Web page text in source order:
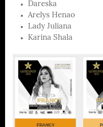
Dareska
Arelys Henao
Lady Juliana
Karina Shala